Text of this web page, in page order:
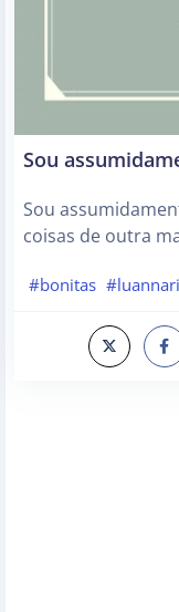
Sou
Sou
coisas de outra
#bonitas